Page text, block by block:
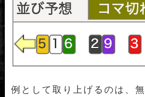
例として取り上げるのは、